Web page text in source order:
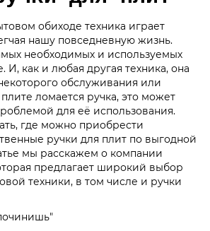
обиходе техника играет
нашу повседневную жизнь.
необходимых и используемых
И, как и любая другая техника, она
обслуживания или
ломается ручка, это может
для её использования.
где можно приобрести
ручки для плит по выгодной
мы расскажем о компании
предлагает широкий выбор
техники, в том числе и ручки